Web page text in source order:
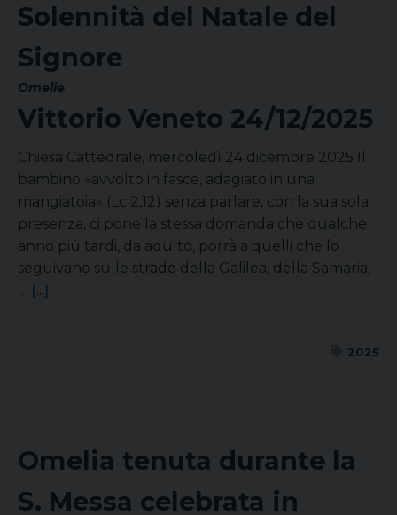
Solennità del Natale del
Signore
Omelie
Vittorio Veneto 24/12/2025
Chiesa Cattedrale, mercoledì 24 dicembre 2025 Il
bambino «avvolto in fasce, adagiato in una
mangiatoia» (Lc 2,12) senza parlare, con la sua sola
presenza, ci pone la stessa domanda che qualche
anno più tardi, da adulto, porrà a quelli che lo
seguivano sulle strade della Galilea, della Samaria,
… [...]
2025
Omelia tenuta durante la
S. Messa celebrata in